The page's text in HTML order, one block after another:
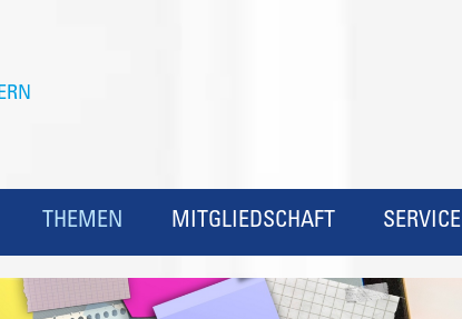
THEMEN MITGLIEDSCHAFT SERVICE